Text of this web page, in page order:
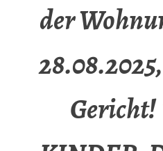
der
Gericht!